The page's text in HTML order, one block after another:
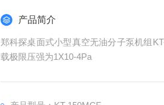
产品简介
郑科探桌面式小型真空无油分子泵机组
载极限压强为1X10-4Pa